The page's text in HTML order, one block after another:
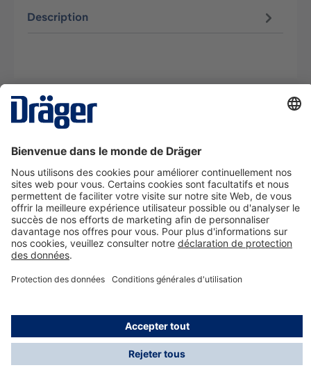
Description
La technologie
Nous contacter
A propos de Dräger
Informations
*Les taxes et les frais d'expédition ne sont pas inclus
dans les prix indiqués, sauf mention contraire. Des frais